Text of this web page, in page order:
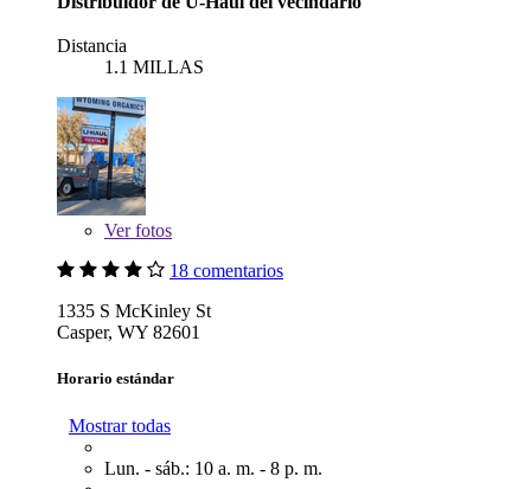
Distancia
1.1 MILLAS
Verfotos
18 comentarios
1335 S McKinley St
Casper, WY 82601
Horario estándar
Mostrar todas
Lun. - sáb.: 10 a. m. - 8 p. m.